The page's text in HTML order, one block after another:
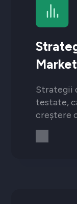
Strategii
testate,
creștere